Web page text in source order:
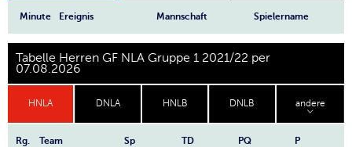
Minute Ereignis Mannschaft Spielername
Tabelle Herren GF NLA Gruppe 1 2021/22 per
07.08.2026
HNLA DNLA HNLB DNLB andere
Rg. Team Sp TD PQ P